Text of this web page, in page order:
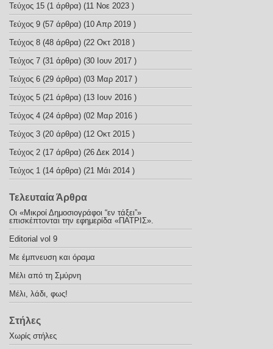
Τεύχος 15 (1 άρθρα) (11 Νοε 2023 )
Τεύχος 9 (57 άρθρα) (10 Απρ 2019 )
Τεύχος 8 (48 άρθρα) (22 Οκτ 2018 )
Τεύχος 7 (31 άρθρα) (30 Ιουν 2017 )
Τεύχος 6 (29 άρθρα) (03 Μαρ 2017 )
Τεύχος 5 (21 άρθρα) (13 Ιουν 2016 )
Τεύχος 4 (24 άρθρα) (02 Μαρ 2016 )
Τεύχος 3 (20 άρθρα) (12 Οκτ 2015 )
Τεύχος 2 (17 άρθρα) (26 Δεκ 2014 )
Τεύχος 1 (14 άρθρα) (21 Μάι 2014 )
Τελευταία Άρθρα
Οι «Μικροί Δημοσιογράφοι “εν τάξει”»
επισκέπτονται την εφημερίδα «ΠΑΤΡΙΣ».
Editorial vol 9
Με έμπνευση και όραμα
Μέλι από τη Σμύρνη
Μέλι, λάδι, φως!
Στήλες
Χωρίς στήλες